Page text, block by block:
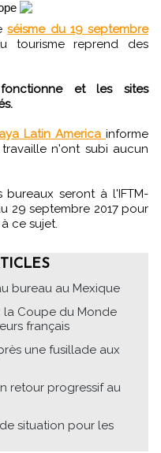
séisme du 19 septembre
tourisme reprend des
et les sites
Latin America informe
n'ont subi aucun
bureaux seront à l'IFTM-
29 septembre 2017 pour
ce sujet.
bureau au Mexique
la Coupe du Monde
français
une fusillade aux
retour progressif au
situation pour les